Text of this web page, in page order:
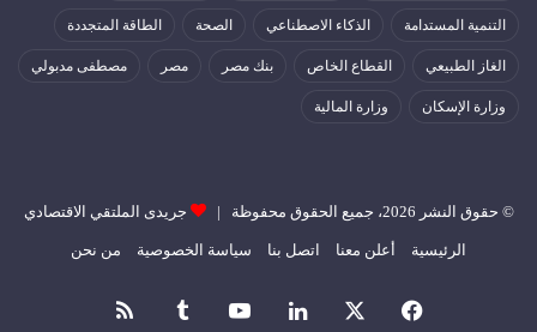
التنمية المستدامة الذكاء الاصطناعي الصحة الطاقة المتجددة
الغاز الطبيعي القطاع الخاص بنك مصر مصر مصطفى مدبولي
وزارة الإسكان وزارة المالية
© حقوق النشر 2026، جميع الحقوق محفوظة | جريدى الملتقي الاقتصادي
الرئيسية أعلن معنا اتصل بنا سياسة الخصوصية من نحن
فيسبوك لينكدإن ‫YouTube